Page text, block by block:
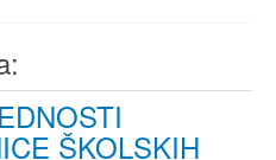
ŠKOLSKIH